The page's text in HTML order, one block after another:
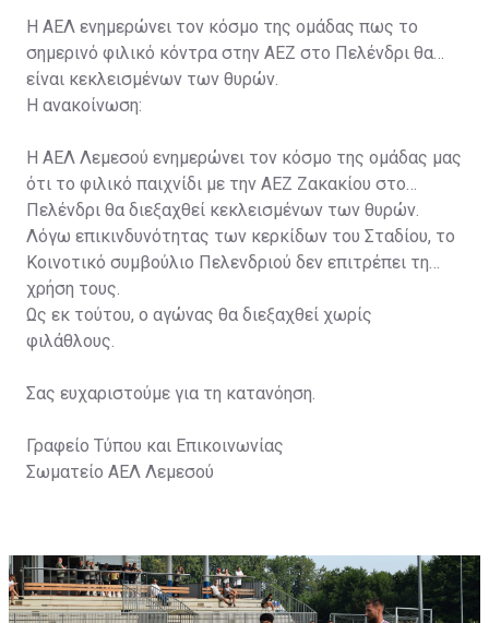
Η ΑΕΛ ενημερώνει τον κόσμο της ομάδας πως το
σημερινό φιλικό κόντρα στην ΑΕΖ στο Πελένδρι θα
είναι κεκλεισμένων των θυρών.
Η ανακοίνωση:
Η ΑΕΛ Λεμεσού ενημερώνει τον κόσμο της ομάδας μας
ότι το φιλικό παιχνίδι με την ΑΕΖ Ζακακίου στο
Πελένδρι θα διεξαχθεί κεκλεισμένων των θυρών.
Λόγω επικινδυνότητας των κερκίδων του Σταδίου, το
Κοινοτικό συμβούλιο Πελενδριού δεν επιτρέπει τη
χρήση τους.
Ως εκ τούτου, ο αγώνας θα διεξαχθεί χωρίς
φιλάθλους.
Σας ευχαριστούμε για τη κατανόηση.
Γραφείο Τύπου και Επικοινωνίας
Σωματείο ΑΕΛ Λεμεσού